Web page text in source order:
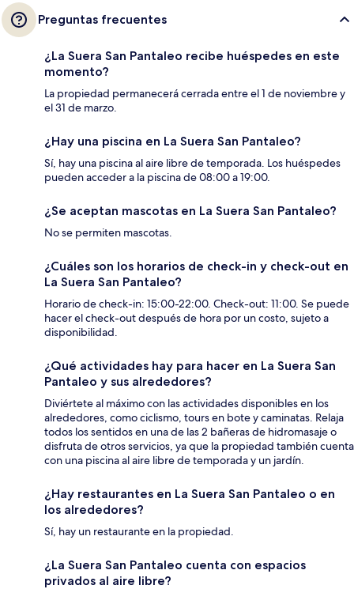
Preguntas frecuentes
¿La Suera San Pantaleo recibe huéspedes en este
momento?
La propiedad permanecerá cerrada entre el 1 de noviembre y
el 31 de marzo.
¿Hay una piscina en La Suera San Pantaleo?
Sí, hay una piscina al aire libre de temporada. Los huéspedes
pueden acceder a la piscina de 08:00 a 19:00.
¿Se aceptan mascotas en La Suera San Pantaleo?
No se permiten mascotas.
¿Cuáles son los horarios de check-in y check-out en
La Suera San Pantaleo?
Horario de check-in: 15:00-22:00. Check-out: 11:00. Se puede
hacer el check-out después de hora por un costo, sujeto a
disponibilidad.
¿Qué actividades hay para hacer en La Suera San
Pantaleo y sus alrededores?
Diviértete al máximo con las actividades disponibles en los
alrededores, como ciclismo, tours en bote y caminatas. Relaja
todos los sentidos en una de las 2 bañeras de hidromasaje o
disfruta de otros servicios, ya que la propiedad también cuenta
con una piscina al aire libre de temporada y un jardín.
¿Hay restaurantes en La Suera San Pantaleo o en
los alrededores?
Sí, hay un restaurante en la propiedad.
¿La Suera San Pantaleo cuenta con espacios
privados al aire libre?